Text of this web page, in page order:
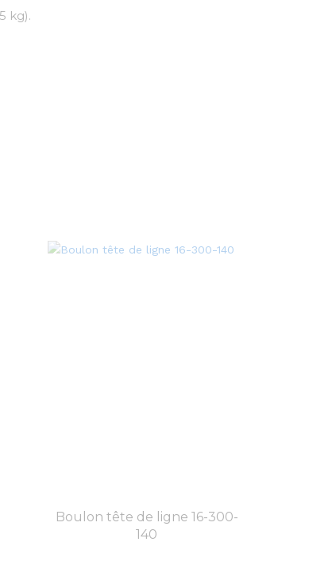
kg).
Boulon tête de ligne 16-300-
140